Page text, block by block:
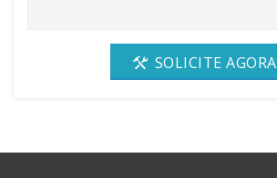
SOLICITE AGORA